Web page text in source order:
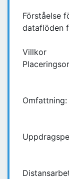
Förståelse
dataflöden
Villkor
Omfattning: